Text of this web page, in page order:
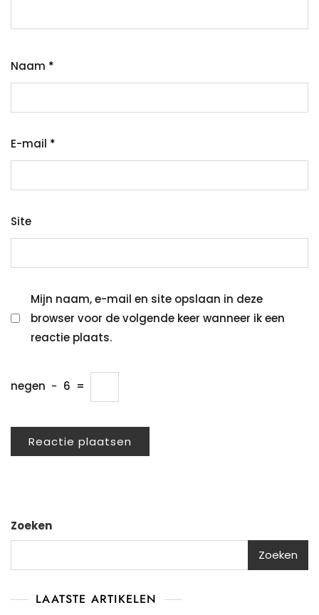
Naam *
E-mail *
Site
Mijn naam, e-mail en site opslaan in deze
browser voor de volgende keer wanneer ik een
reactie plaats.
negen − 6 =
Zoeken
Zoeken
LAATSTE ARTIKELEN